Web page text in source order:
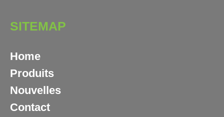
SITEMAP
Home
Produits
Nouvelles
Contact